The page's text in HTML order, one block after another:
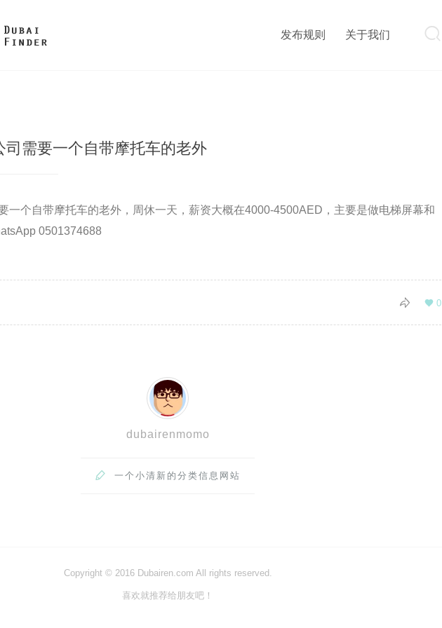

发布规则 关于我们
司需要一个自带摩托车的老外
一个自带摩托车的老外，周休一天，薪资大概在4000-4500AED，主要是做电梯屏幕和
0501374688
 0

dubairenmomo
 一个小清新的分类信息网站
Copyright © 2016 Dubairen.com All rights reserved.
喜欢就推荐给朋友吧！